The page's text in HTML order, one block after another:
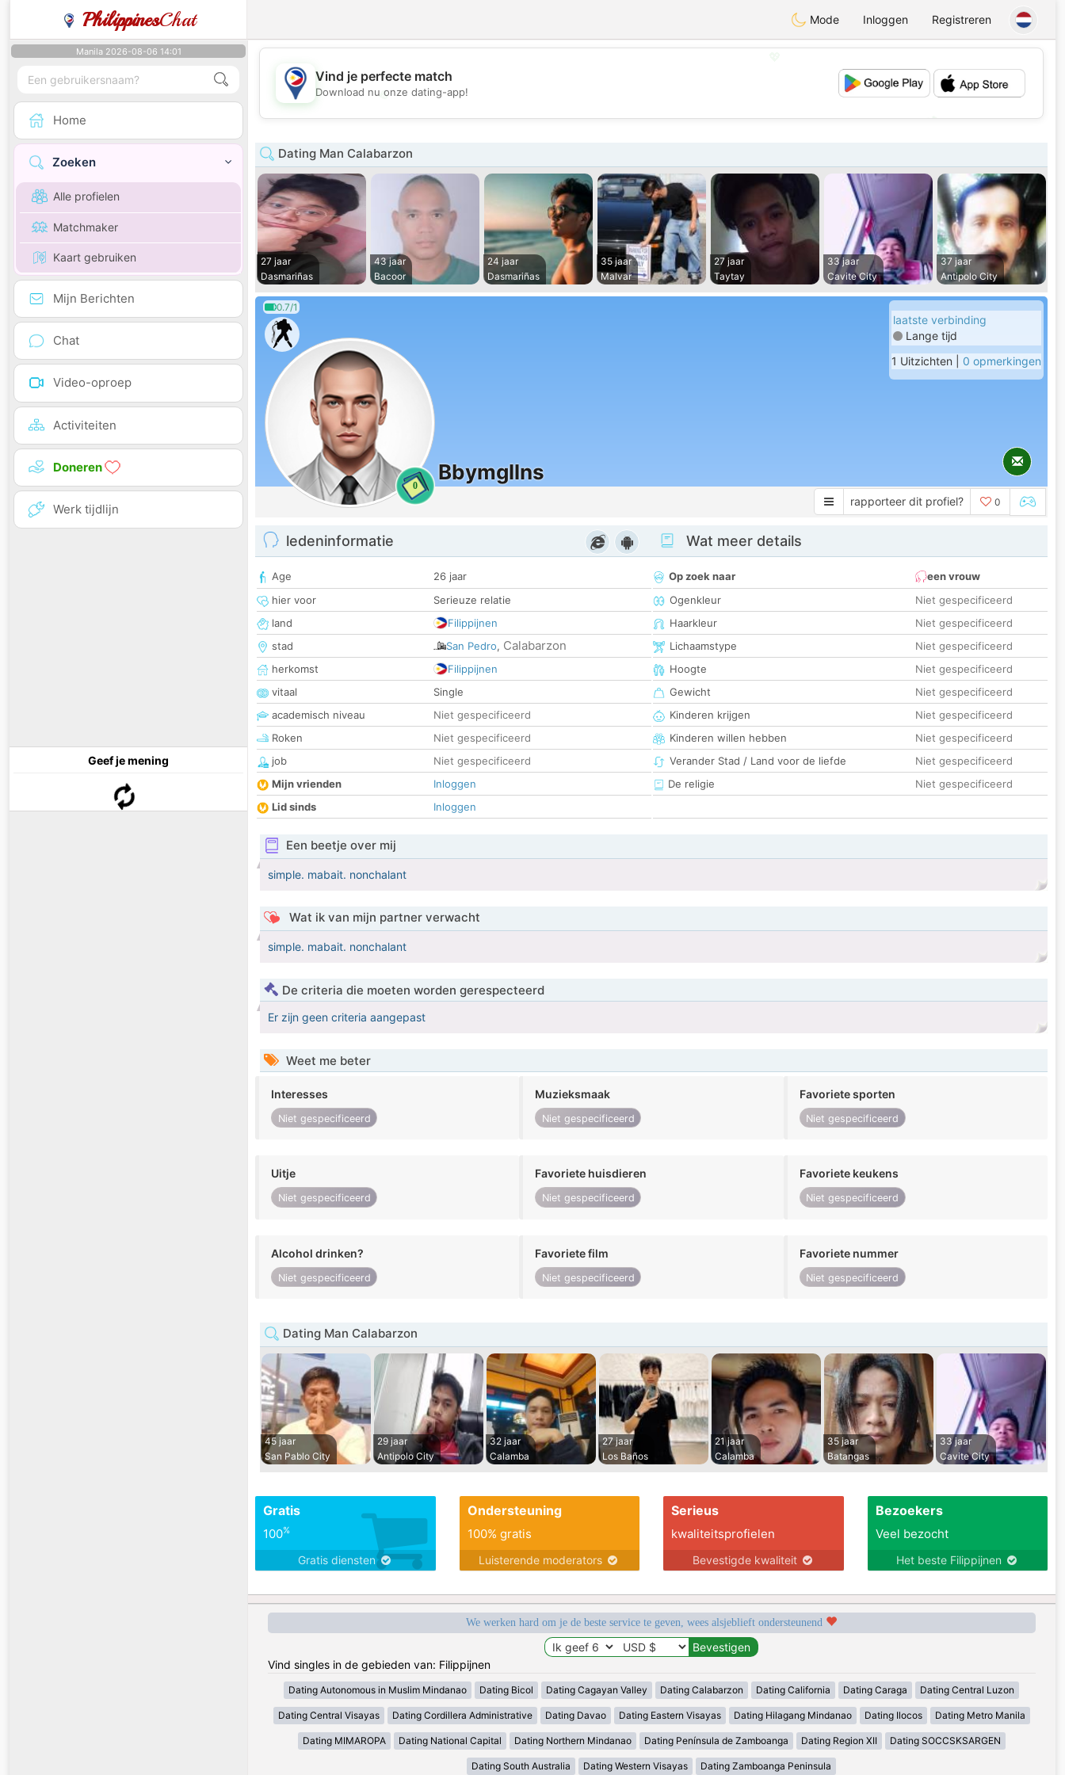
PhilippinesChat Mode Inloggen Registreren
Manila 2026-08-06 14:01
Home
Zoeken
Alle profielen
Matchmaker
Kaart gebruiken
Mijn Berichten
Chat
Video-oproep
Activiteiten
Doneren
Werk tijdlijn
Geef je mening
💖
Vind je perfecte match
Download nu onze dating-app!
Dating Man Calabarzon
27 jaar
Dasmariñas
43 jaar
Bacoor
24 jaar
Dasmariñas
35 jaar
Malvar
27 jaar
Taytay
33 jaar
Cavite City
37 jaar
Antipolo City
0.7/1
0
Bbymgllns
laatste verbinding
Lange tijd
1 Uitzichten | 0 opmerkingen
rapporteer dit profiel? 0
ledeninformatie
Age
26 jaar
hier voor
Serieuze relatie
land
Filippijnen
stad
San Pedro, Calabarzon
herkomst
Filippijnen
vitaal
Single
academisch niveau
Niet gespecificeerd
Roken
Niet gespecificeerd
job
Niet gespecificeerd
Mijn vrienden
Inloggen
Lid sinds
Inloggen
Wat meer details
Op zoek naar
een vrouw
Ogenkleur
Niet gespecificeerd
Haarkleur
Niet gespecificeerd
Lichaamstype
Niet gespecificeerd
Hoogte
Niet gespecificeerd
Gewicht
Niet gespecificeerd
Kinderen krijgen
Niet gespecificeerd
Kinderen willen hebben
Niet gespecificeerd
Verander Stad / Land voor de liefde
Niet gespecificeerd
De religie
Niet gespecificeerd
Een beetje over mij
simple. mabait. nonchalant
Wat ik van mijn partner verwacht
simple. mabait. nonchalant
De criteria die moeten worden gerespecteerd
Er zijn geen criteria aangepast
Weet me beter
Interesses
Niet gespecificeerd
Muzieksmaak
Niet gespecificeerd
Favoriete sporten
Niet gespecificeerd
Uitje
Niet gespecificeerd
Favoriete huisdieren
Niet gespecificeerd
Favoriete keukens
Niet gespecificeerd
Alcohol drinken?
Niet gespecificeerd
Favoriete film
Niet gespecificeerd
Favoriete nummer
Niet gespecificeerd
Dating Man Calabarzon
45 jaar
San Pablo City
29 jaar
Antipolo City
32 jaar
Calamba
27 jaar
Los Baños
21 jaar
Calamba
35 jaar
Batangas
33 jaar
Cavite City
Gratis
100%
Gratis diensten
Ondersteuning
100% gratis
Luisterende moderators
Serieus
kwaliteitsprofielen
Bevestigde kwaliteit
Bezoekers
Veel bezocht
Het beste Filippijnen
We werken hard om je de beste service te geven, wees alsjeblieft ondersteunend
Vind singles in de gebieden van: Filippijnen
Dating Autonomous in Muslim Mindanao Dating Bicol Dating Cagayan Valley Dating Calabarzon Dating California Dating Caraga Dating Central Luzon
Dating Central Visayas Dating Cordillera Administrative Dating Davao Dating Eastern Visayas Dating Hilagang Mindanao Dating Ilocos Dating Metro Manila
Dating MIMAROPA Dating National Capital Dating Northern Mindanao Dating Península de Zamboanga Dating Region XII Dating SOCCSKSARGEN
Dating South Australia Dating Western Visayas Dating Zamboanga Peninsula